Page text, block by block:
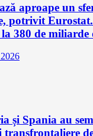
aproape un
potrivit
380 de miliarde
și Spania au